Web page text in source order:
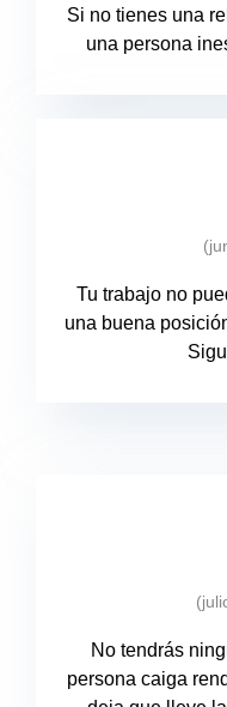
Si no tienes una
una persona
Tu trabajo no
una buena
No tendrás
persona caiga